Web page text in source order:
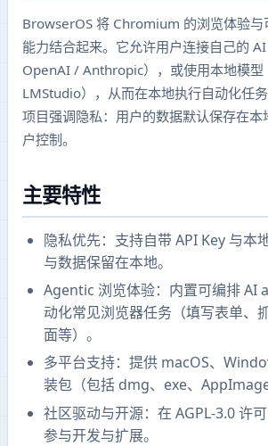
BrowserOS 将 Chromium 的浏览体验
能力结合起来。它允许用户连接自己的
OpenAI / Anthropic），或使用本地模型
LMStudio），从而在本地执行自动化任务
项目强调隐私：用户的数据默认保存在本
户控制。
主要特性
隐私优先：支持自带 API Key 与本
与数据保留在本地。
Agentic 浏览体验：内置可编排 AI
动化常见浏览器任务（填写表单、
面等）。
多平台支持：提供 macOS、
装包（包括 dmg、exe、
社区驱动与开源：在 AGPL-3.0 许
参与开发与扩展。